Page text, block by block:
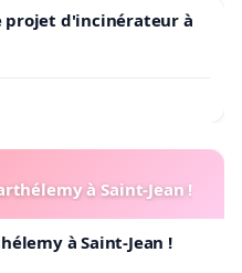
projet d'incinérateur à
à Saint-Jean !
à Saint-Jean !